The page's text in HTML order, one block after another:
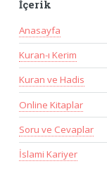
İçerik
Anasayfa
Kuran-ı Kerim
Kuran ve Hadis
Online Kitaplar
Soru ve Cevaplar
İslami Kariyer